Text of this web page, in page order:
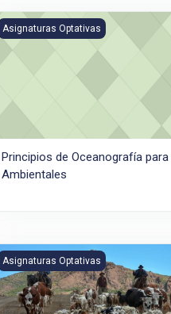
en Hospitales Verdes
de Oceanografía para
Asignaturas Optativas
Principios de Oceanografía
Ambientales
Ovina y Caprina
Asignaturas Optativas